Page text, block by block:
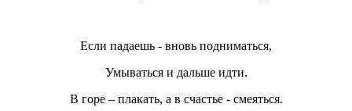
Если падаешь - вновь подниматься,
Умываться и дальше идти.
В горе – плакать, а в счастье - смеяться.